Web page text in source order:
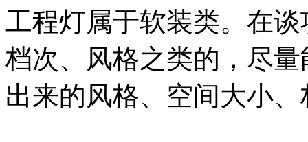
工程灯属于软装类。在
档次、风格之类的，尽
出来的风格、空间大小